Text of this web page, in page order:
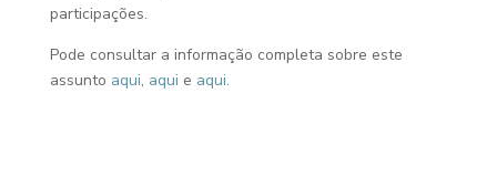
participações.
Pode consultar a informação completa sobre este
assunto aqui, aqui e aqui.